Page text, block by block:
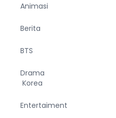
Animasi
Berita
BTS
Drama
Korea
Entertaiment